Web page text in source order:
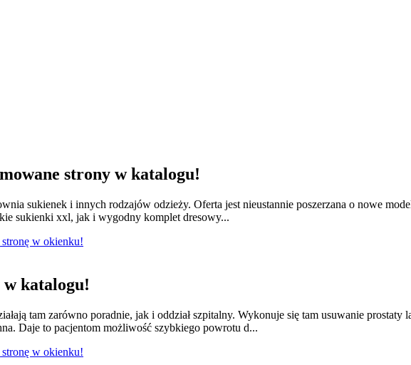
strony w katalogu!
sukienek i innych rodzajów odzieży. Oferta jest nieustannie poszerzana o nowe
sukienki xxl, jak i wygodny komplet dresowy...
w okienku!
katalogu!
tam zarówno poradnie, jak i oddział szpitalny. Wykonuje się tam usuwanie prostaty
Daje to pacjentom możliwość szybkiego powrotu d...
w okienku!